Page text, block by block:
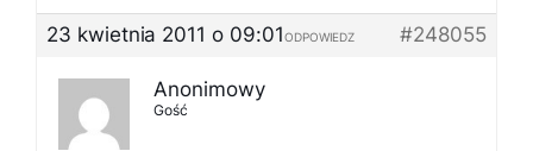
23 kwietnia 2011 o 09:01
#248055
ODPOWIEDZ
Anonimowy
Gość